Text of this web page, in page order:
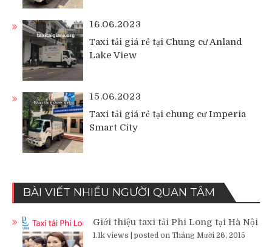
16.06.2023
Taxi tải giá rẻ tại Chung cư Anland
Lake View
15.06.2023
Taxi tải giá rẻ tại chung cư Imperia
Smart City
BÀI VIẾT NHIỀU NGƯỜI QUAN TÂM
Giới thiệu taxi tải Phi Long tại Hà Nội
1.1k views posted on Tháng Mười 26, 2015